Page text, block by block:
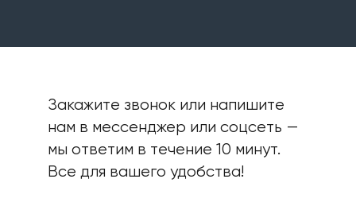
Закажите звонок или напишите
нам в мессенджер или соцсеть —
мы ответим в течение 10 минут.
Все для вашего удобства!